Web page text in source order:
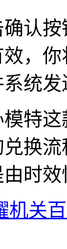
认
，
统
特
换
时
机关